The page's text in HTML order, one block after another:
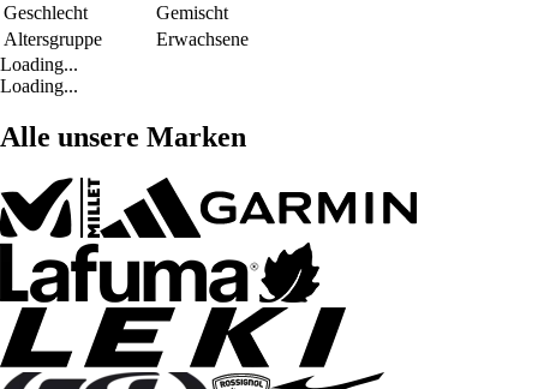
Geschlecht
Gemischt
Altersgruppe
Erwachsene
Loading...
Loading...
Alle unsere Marken